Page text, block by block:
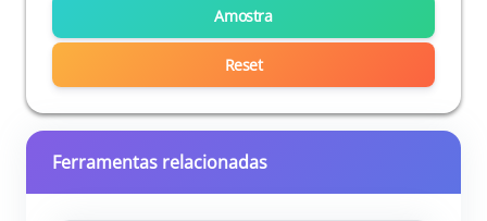
Amostra
Reset
Ferramentas relacionadas